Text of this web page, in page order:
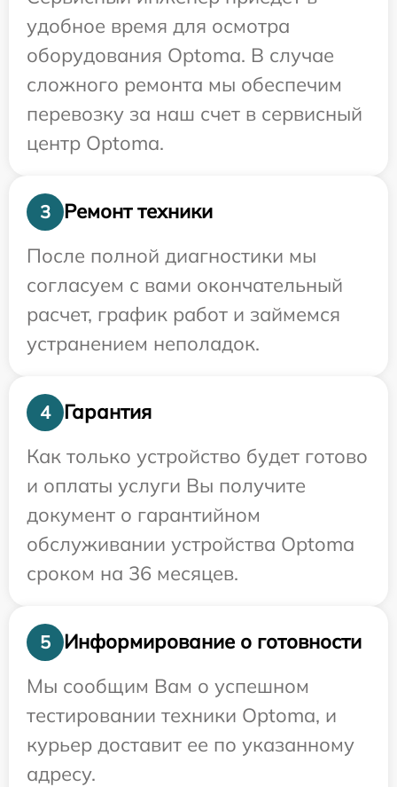
удобное время для осмотра
оборудования Optoma. В случае
сложного ремонта мы обеспечим
перевозку за наш счет в сервисный
центр Optoma.
3
Ремонт техники
После полной диагностики мы
согласуем с вами окончательный
расчет, график работ и займемся
устранением неполадок.
4
Гарантия
Как только устройство будет готово
и оплаты услуги Вы получите
документ о гарантийном
обслуживании устройства Optoma
сроком на 36 месяцев.
5
Информирование о готовности
Мы сообщим Вам о успешном
тестировании техники Optoma, и
курьер доставит ее по указанному
адресу.